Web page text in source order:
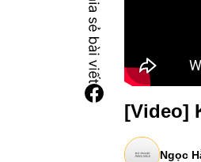
[Video]
Ngọc